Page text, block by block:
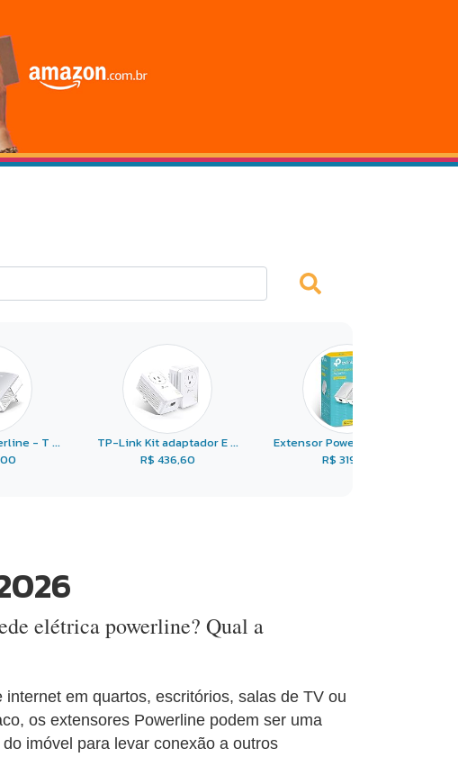
- T ...
TP-Link Kit adaptador E ...
R$ 436,60
Extensor Powerline Pa40 ...
R$ 319,99
elétrica powerline? Qual a
em quartos, escritórios, salas de TV ou
os extensores Powerline podem ser uma
imóvel para levar conexão a outros